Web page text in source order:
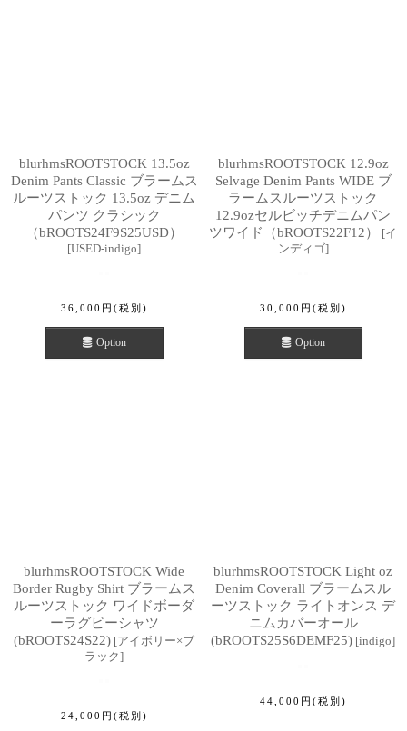
blurhmsROOTSTOCK 13.5oz
Denim Pants Classic ブラームス
ルーツストック 13.5oz デニム
パンツ クラシック
（bROOTS24F9S25USD）
[USED-indigo]
36,000 円 (税別)
Option
blurhmsROOTSTOCK 12.9oz
Selvage Denim Pants WIDE ブ
ラームスルーツストック
12.9ozセルビッチデニムパン
ツワイド（bROOTS22F12）
[イ
ンディゴ]
30,000 円 (税別)
Option
blurhmsROOTSTOCK Wide
Border Rugby Shirt ブラームス
ルーツストック ワイドボーダ
ーラグビーシャツ
(bROOTS24S22) [アイボリー×ブ
ラック]
24,000 円 (税別)
blurhmsROOTSTOCK Light oz
Denim Coverall ブラームスル
ーツストック ライトオンス デ
ニムカバーオール
(bROOTS25S6DEMF25) [indigo]
44,000 円 (税別)